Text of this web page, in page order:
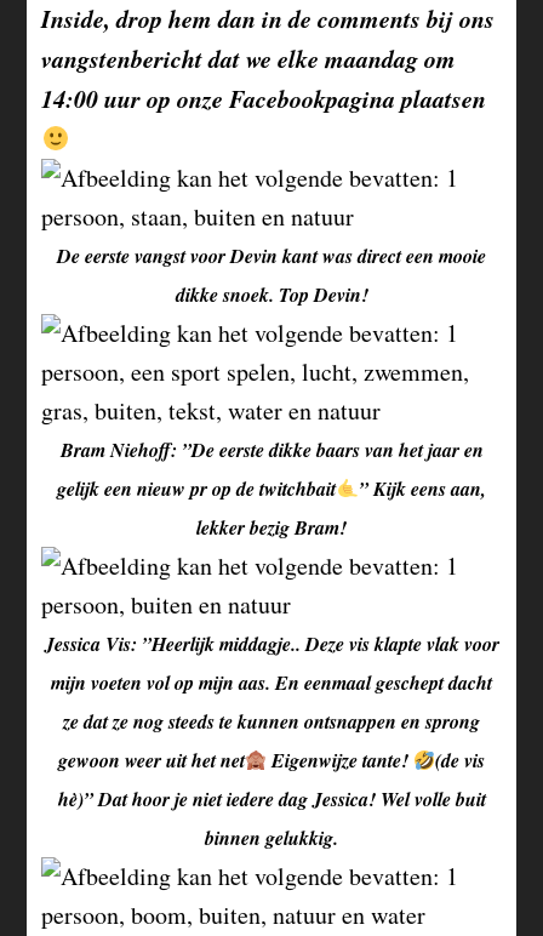
Inside, drop hem dan in de comments bij ons
vangstenbericht dat we elke maandag om
14:00 uur op onze Facebookpagina plaatsen
De eerste vangst voor Devin kant was direct een mooie
dikke snoek. Top Devin!
Bram Niehoff: ”De eerste dikke baars van het jaar en
gelijk een nieuw pr op de twitchbait
” Kijk eens aan,
lekker bezig Bram!
Jessica Vis: ”Heerlijk middagje.. Deze vis klapte vlak voor
mijn voeten vol op mijn aas. En eenmaal geschept dacht
ze dat ze nog steeds te kunnen ontsnappen en sprong
gewoon weer uit het net
Eigenwijze tante!
(de vis
hè)” Dat hoor je niet iedere dag Jessica! Wel volle buit
binnen gelukkig.